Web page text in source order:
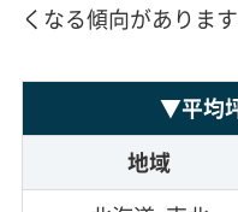
くなる傾向があります
▼平均
地域